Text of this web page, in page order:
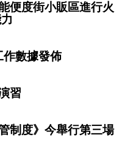
便度街小販區進行火
數據發佈
習
制度》今舉行第三場